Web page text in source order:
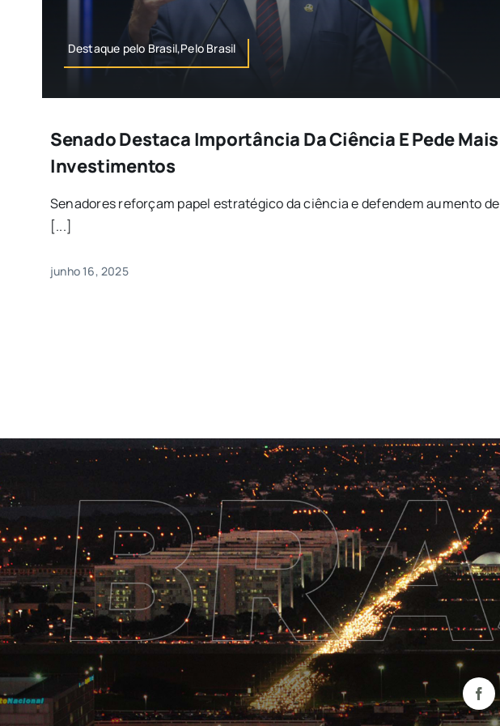
Destaque pelo Brasil,Pelo Brasil
Senado Destaca Importância Da Ciência E Pede Mais
Investimentos
Senadores reforçam papel estratégico da ciência e defendem aumento de
[...]
junho 16, 2025